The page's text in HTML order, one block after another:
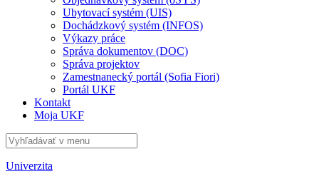
Ubytovací systém (UIS)
Dochádzkový systém (INFOS)
Výkazy práce
Správa dokumentov (DOC)
Správa projektov
Zamestnanecký portál (Sofia Fiori)
Portál UKF
Kontakt
Moja UKF
Univerzita